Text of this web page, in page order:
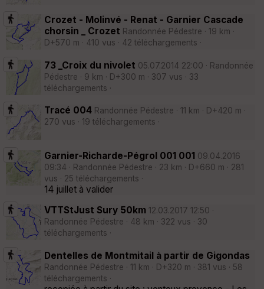
Crozet - Molinvé - Renat - Garnier Cascade
chorsin _ Crozet Randonnée Pédestre · 19 km ·
D+570 m · 410 vus · 42 téléchargements ·
73 _Croix du nivolet 05.07.2014 22:00 · Randonnée
Pédestre · 9 km · D+300 m · 307 vus · 33
téléchargements ·
Tracé 004 Randonnée Pédestre · 11 km · D+420 m ·
270 vus · 19 téléchargements ·
Garnier-Richarde-Pégrol 001 001 09.04.2016
09:34 · Randonnée Pédestre · 23 km · D+660 m · 281
vus · 25 téléchargements ·
14 juillet à valider
VTTStJust Sury 50km 12.03.2017 12:50 ·
Randonnée Pédestre · 48 km · 322 vus · 30
téléchargements ·
Dentelles de Montmitail à partir de Gigondas
Randonnée Pédestre · 11 km · D+320 m · 381 vus · 58
téléchargements ·